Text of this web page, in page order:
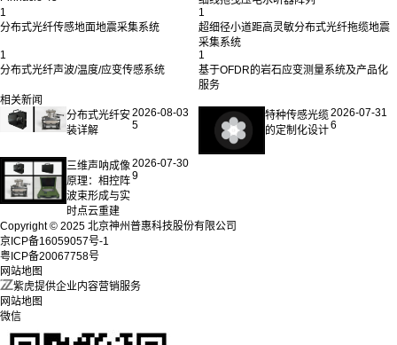
1
分布式光纤传感地面地震采集系统
1
超细径小道距高灵敏分布式光纤拖缆地震
采集系统
1
分布式光纤声波/温度/应变传感系统
1
基于OFDR的岩石应变测量系统及产品化
服务
相关新闻
分布式光纤安
装详解
2026-08-03
5
特种传感光缆
的定制化设计
2026-07-31
6
三维声呐成像
原理：相控阵
波束形成与实
时点云重建
2026-07-30
9
Copyright © 2025 北京神州普惠科技股份有限公司
京ICP备16059057号-1
粤ICP备20067758号
网站地图
紫虎提供企业内容营销服务
网站地图
微信